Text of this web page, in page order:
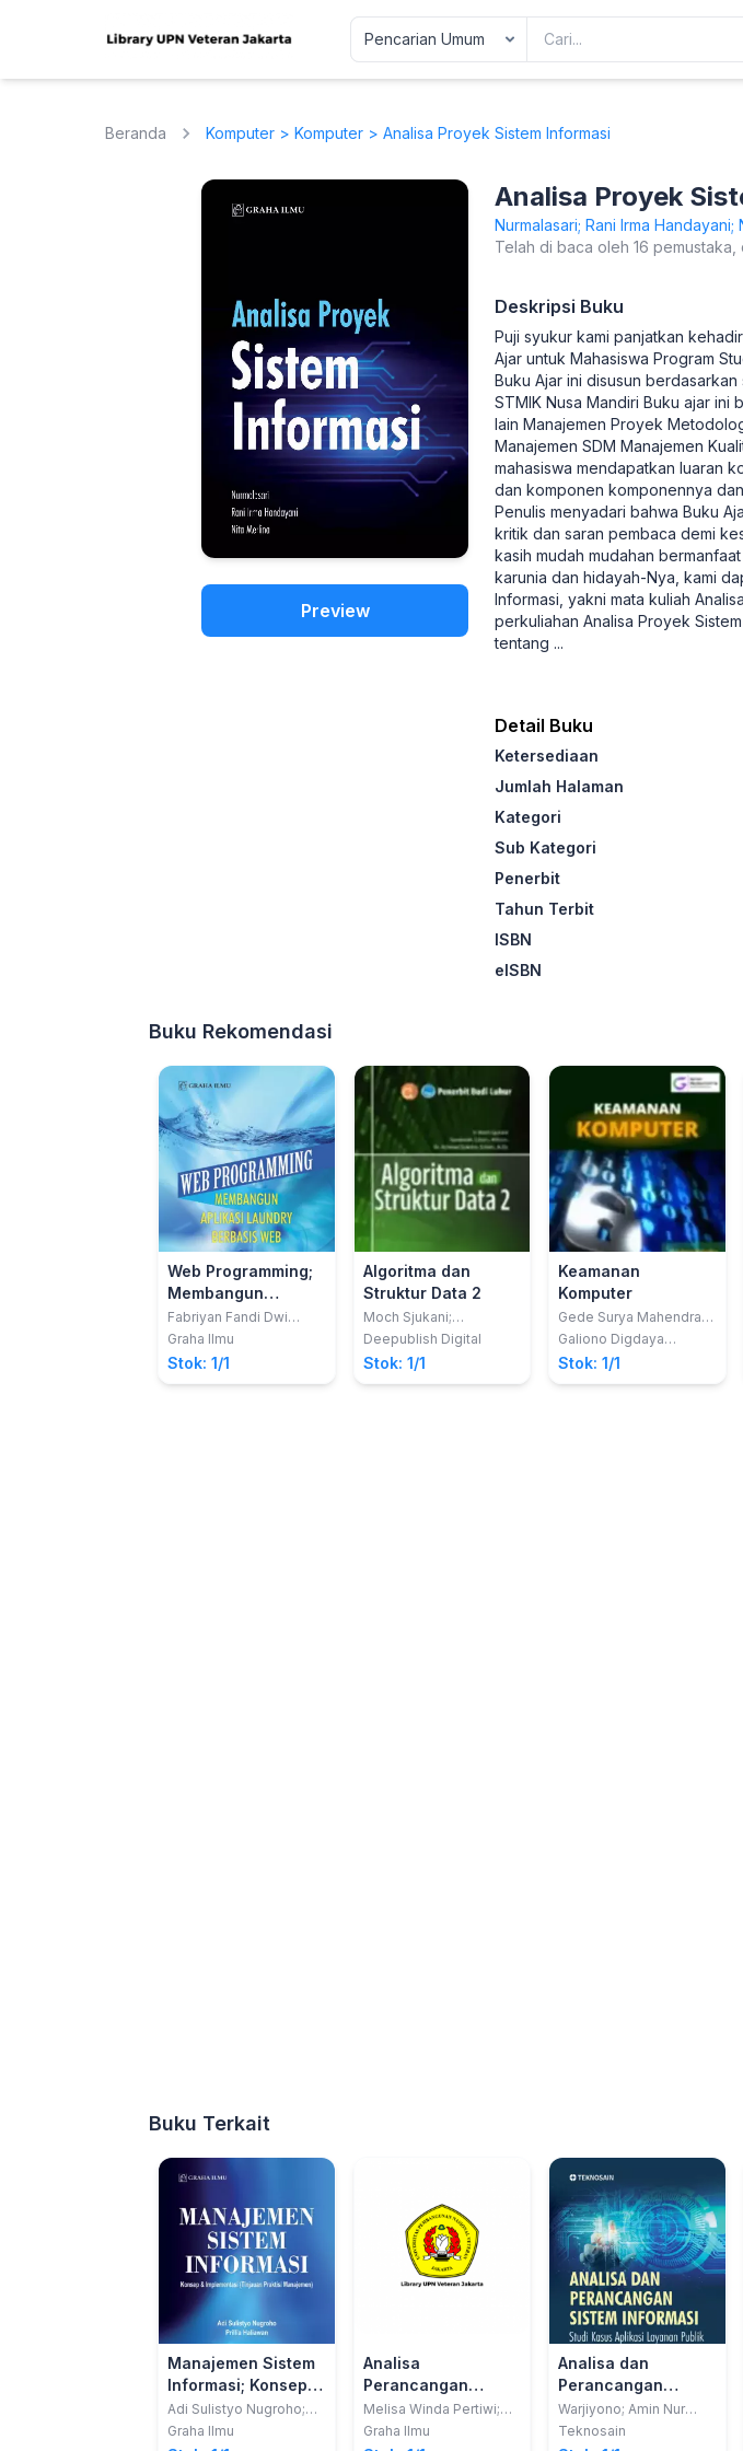
Beranda Komputer > Komputer > Analisa Proyek Sistem Informasi
Preview
Analisa Proyek
Nurmalasari; Rani Irma Handayani;
Telah di baca oleh 16
Deskripsi Buku
Puji syukur kami panjatkan
Ajar untuk Mahasiswa Program
Buku Ajar ini disusun
STMIK Nusa Mandiri Buku ajar
lain Manajemen Proyek
Manajemen SDM Manajemen
mahasiswa mendapatkan luaran
dan komponen komponennya
Penulis menyadari bahwa Buku
kritik dan saran pembaca demi
kasih mudah mudahan
karunia dan hidayah-Nya, kami
Informasi, yakni mata kuliah
perkuliahan Analisa Proyek
tentang ...
Detail Buku
Ketersediaan
Jumlah Halaman
Kategori
Sub Kategori
Penerbit
Tahun Terbit
ISBN
eISBN
Buku Rekomendasi
Web Programming;
Membangun
Aplikasi Laundry
Berbasis Web
Fabriyan Fandi Dwi
Imaniawan; Ragil
Mulyanto; Yustina
Meisella
Graha Ilmu
Stok: 1/1
Algoritma dan
Struktur Data 2
Moch Sjukani;
Nawindah; Achmad
Solichin
Deepublish Digital
Stok: 1/1
Keamanan
Komputer
Gede Surya Mahendra;
dkk
Galiono Digdaya
Kawthar
Stok: 1/1
Buku Terkait
Manajemen Sistem
Informasi; Konsep &
Implementasi
(Tinjauan Praktisi
Adi Sulistyo Nugroho;
Prillia Haliawan
Graha Ilmu
Analisa
Perancangan
Sistem Informasi;
Penyelesaian Studi
Melisa Winda Pertiwi;
Agung Baitul Hikmah
Graha Ilmu
Analisa dan
Perancangan
Sistem Informasi;
Studi Kasus Aplikasi
Warjiyono; Amin Nur
Rais; Fandhilah; Fina
Teknosain